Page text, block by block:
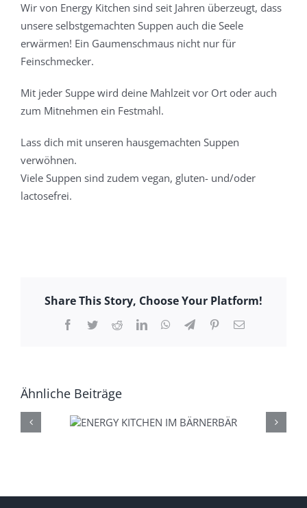
Wir von Energy Kitchen sind seit Jahren überzeugt, dass
unsere selbstgemachten Suppen auch die Seele
erwärmen! Ein Gaumenschmaus nicht nur für
Feinschmecker.
Mit jeder Suppe wird deine Mahlzeit vor Ort oder auch
zum Mitnehmen ein Festmahl.
Lass dich mit unseren hausgemachten Suppen
verwöhnen.
Viele Suppen sind zudem vegan, gluten- und/oder
lactosefrei.
Share This Story, Choose Your Platform!
Facebook
TwitterRedditLinkedInWhatsApp
TelegramPinterest
E-
Ähnliche Beiträge
IM
HAPPY BRUNCH – AB SEPTEMBER